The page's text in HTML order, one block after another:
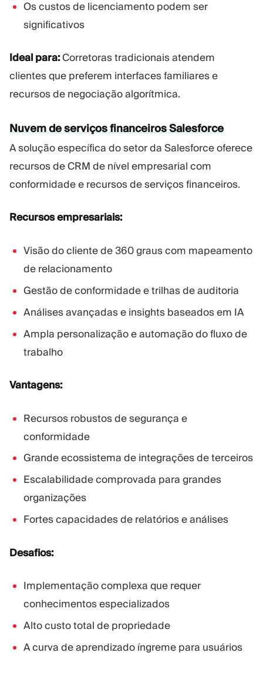
Os custos de licenciamento podem ser
significativos
Ideal para:Corretoras tradicionais atendem
clientes que preferem interfaces familiares e
recursos de negociação algorítmica.
Nuvem de serviços financeiros Salesforce
A solução específica do setor da Salesforce oferece
recursos de CRM de nível empresarial com
conformidade e recursos de serviços financeiros.
Recursos empresariais:
Visão do cliente de 360 graus com mapeamento
de relacionamento
Gestão de conformidade e trilhas de auditoria
Análises avançadas e insights baseados em IA
Ampla personalização e automação do fluxo de
trabalho
Vantagens:
Recursos robustos de segurança e
conformidade
Grande ecossistema de integrações de terceiros
Escalabilidade comprovada para grandes
organizações
Fortes capacidades de relatórios e análises
Desafios:
Implementação complexa que requer
conhecimentos especializados
Alto custo total de propriedade
A curva de aprendizado íngreme para usuários